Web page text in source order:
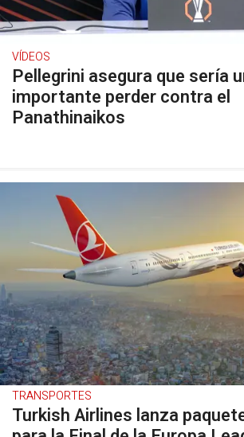
VÍDEOS
Pellegrini asegura que sería
importante perder contra el
Panathinaikos
TRANSPORTES
Turkish Airlines lanza